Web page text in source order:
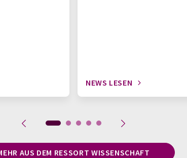
NEWS LESEN
AUS DEM RESSORT WISSENSCHAFT